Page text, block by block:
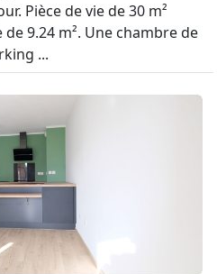
Pièce de vie de 30 m²
9.24 m². Une chambre de
...